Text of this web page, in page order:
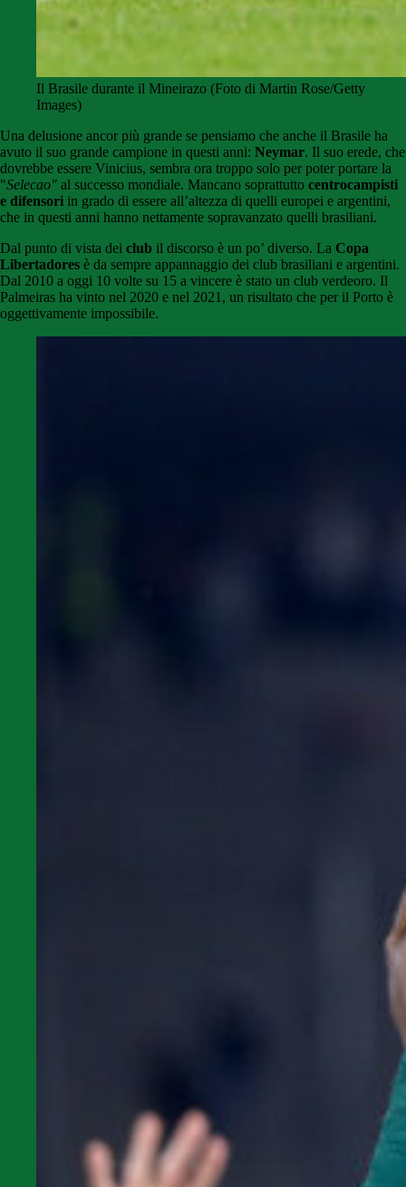
Il Brasile durante il Mineirazo (Foto di Martin Rose/Getty
Images)
Una delusione ancor più grande se pensiamo che anche il Brasile ha
avuto il suo grande campione in questi anni: Neymar. Il suo erede, che
dovrebbe essere Vinicius, sembra ora troppo solo per poter portare la
"Selecao" al successo mondiale. Mancano soprattutto centrocampisti
e difensori in grado di essere all’altezza di quelli europei e argentini,
che in questi anni hanno nettamente sopravanzato quelli brasiliani.
Dal punto di vista dei club il discorso è un po’ diverso. La Copa
Libertadores è da sempre appannaggio dei club brasiliani e argentini.
Dal 2010 a oggi 10 volte su 15 a vincere è stato un club verdeoro. Il
Palmeiras ha vinto nel 2020 e nel 2021, un risultato che per il Porto è
oggettivamente impossibile.